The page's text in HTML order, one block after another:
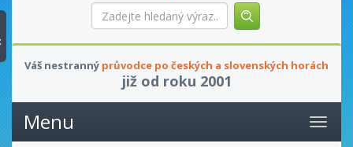
Zadejte
hledaný
Váš nestranný průvodce po českých a slovenských horách
již od roku 2001
Menu